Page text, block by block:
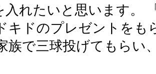
入れたいと思います。
キドのプレゼントをも
族で三球投げてもらい